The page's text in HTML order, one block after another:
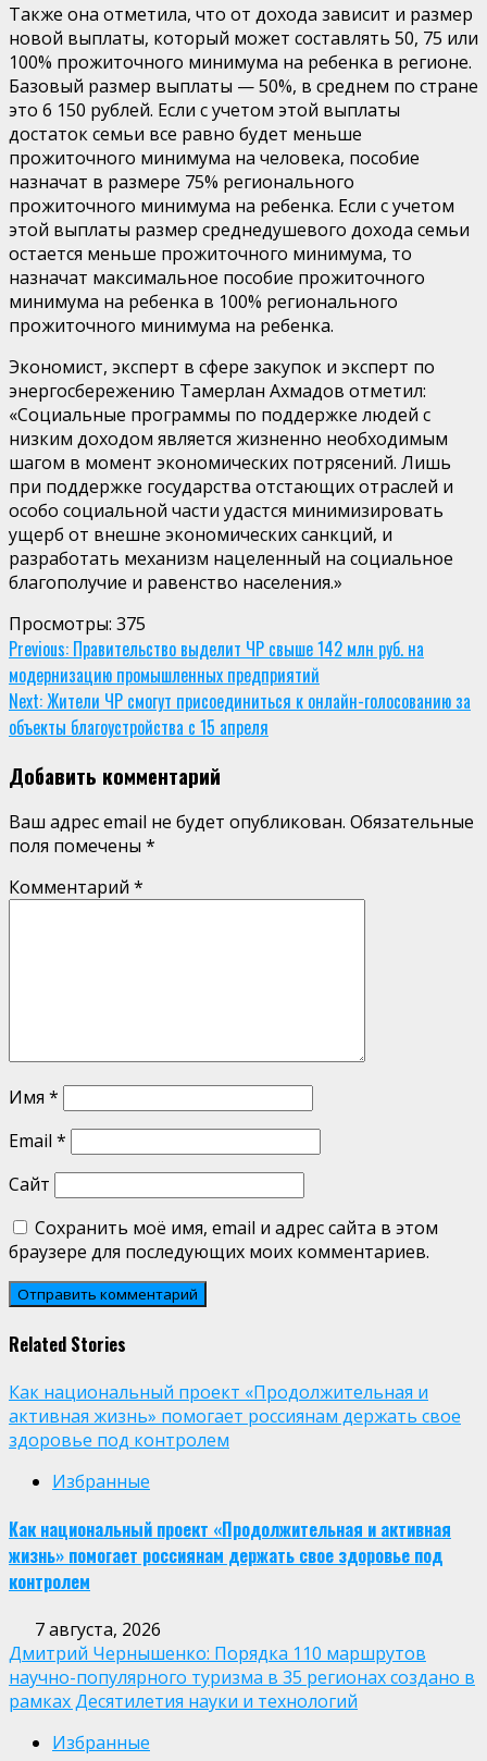
Также она отметила, что от дохода зависит и размер
новой выплаты, который может составлять 50, 75 или
100% прожиточного минимума на ребенка в регионе.
Базовый размер выплаты — 50%, в среднем по стране
это 6 150 рублей. Если с учетом этой выплаты
достаток семьи все равно будет меньше
прожиточного минимума на человека, пособие
назначат в размере 75% регионального
прожиточного минимума на ребенка. Если с учетом
этой выплаты размер среднедушевого дохода семьи
остается меньше прожиточного минимума, то
назначат максимальное пособие прожиточного
минимума на ребенка в 100% регионального
прожиточного минимума на ребенка.
Экономист, эксперт в сфере закупок и эксперт по
энергосбережению Тамерлан Ахмадов отметил:
«Социальные программы по поддержке людей с
низким доходом является жизненно необходимым
шагом в момент экономических потрясений. Лишь
при поддержке государства отстающих отраслей и
особо социальной части удастся минимизировать
ущерб от внешне экономических санкций, и
разработать механизм нацеленный на социальное
благополучие и равенство населения.»
Просмотры: 375
Continue
Reading
Previous: Правительство выделит ЧР свыше 142 млн руб. на
модернизацию промышленных предприятий
Next:Жители ЧР смогут присоединиться к онлайн-голосованию за
объекты благоустройства с 15 апреля
Добавить комментарий
Ваш адрес email не будет опубликован. Обязательные
поля помечены *
Комментарий *
Имя *
Email *
Сайт
Сохранить моё имя, email и адрес сайта в этом
браузере для последующих моих комментариев.
Related Stories
Как национальный проект «Продолжительная и
активная жизнь» помогает россиянам держать свое
здоровье под контролем
Избранные
Как национальный проект «Продолжительная и активная
жизнь» помогает россиянам держать свое здоровье под
контролем
7 августа, 2026
Дмитрий Чернышенко: Порядка 110 маршрутов
научно-популярного туризма в 35 регионах создано в
рамках Десятилетия науки и технологий
Избранные